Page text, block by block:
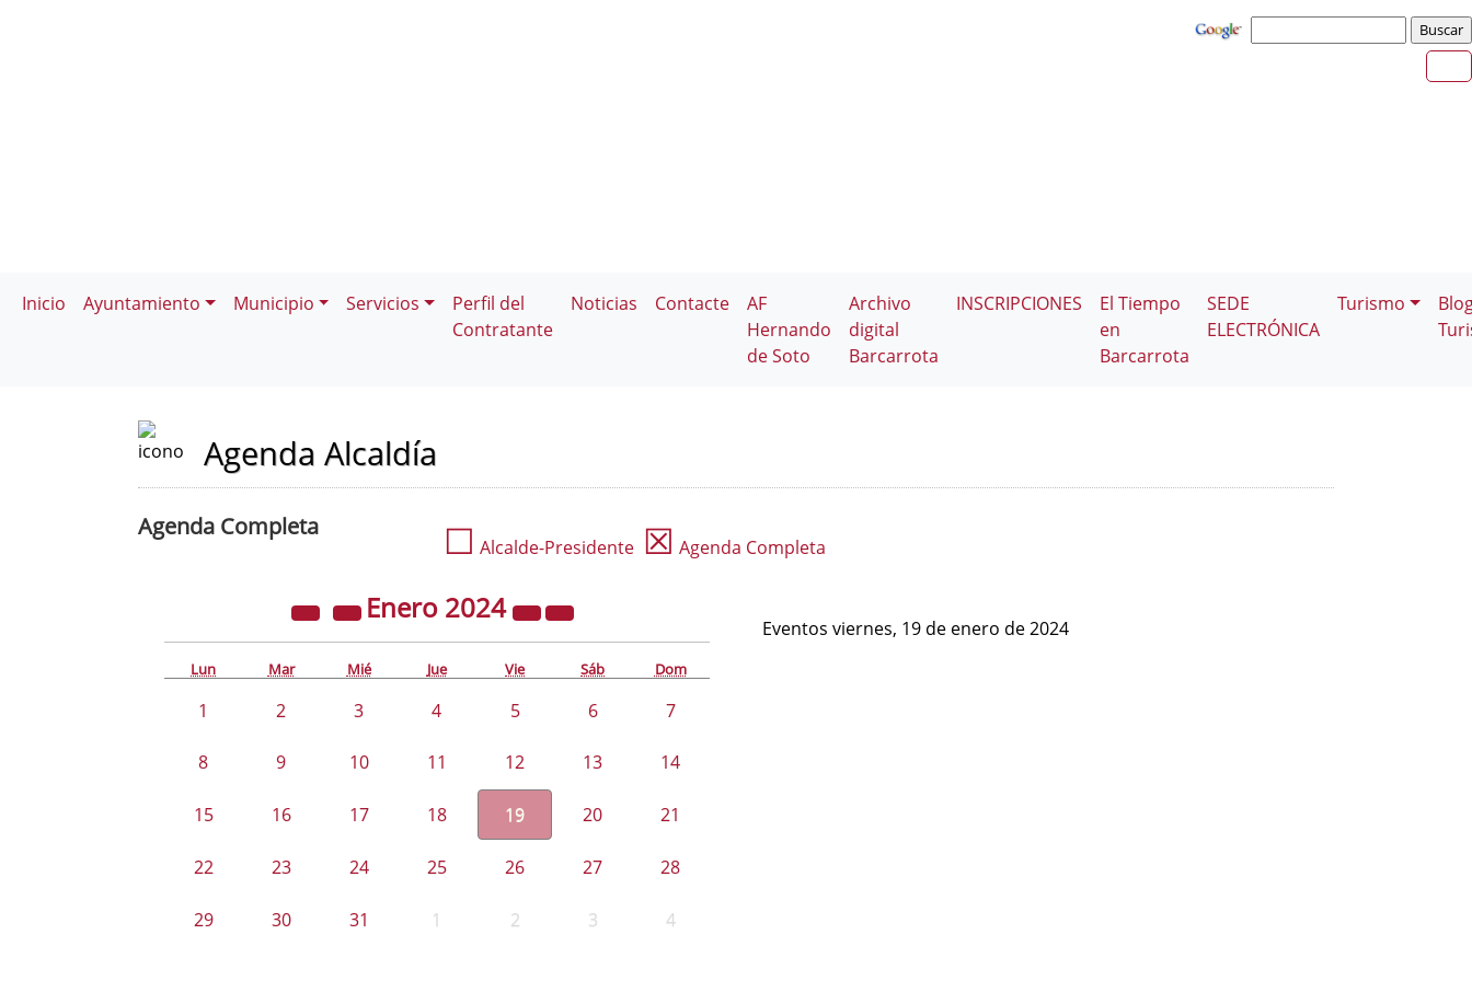
Inicio Ayuntamiento Municipio Servicios
Perfil del
Contratante
Noticias Contacte
AF
Hernando
de Soto
Archivo
digital
Barcarrota
INSCRIPCIONES
El Tiempo
en
Barcarrota
SEDE
ELECTRÓNICA
Turismo
Agenda Alcaldía
Agenda Completa ☐ Alcalde-Presidente ☒ Agenda Completa
Enero 2024
Lun Mar Mié Jue Vie Sáb Dom
1 2 3 4 5 6 7
8 9 10 11 12 13 14
15 16 17 18 19 20 21
22 23 24 25 26 27 28
29 30 31 1 2 3 4
Eventos viernes, 19 de enero de 2024